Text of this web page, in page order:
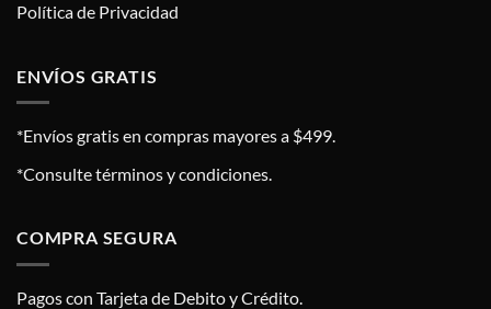
Política de Privacidad
ENVÍOS GRATIS
*Envíos gratis en compras mayores a $499.
*Consulte términos y condiciones.
COMPRA SEGURA
Pagos con Tarjeta de Debito y Crédito.